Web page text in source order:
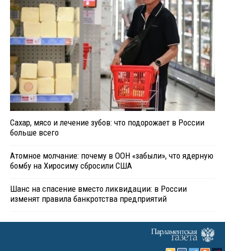
Сахар, мясо и лечение зубов: что подорожает в России
больше всего
Атомное молчание: почему в ООН «забыли», что ядерную
бомбу на Хиросиму сбросили США
Шанс на спасение вместо ликвидации: в России
изменят правила банкротства предприятий